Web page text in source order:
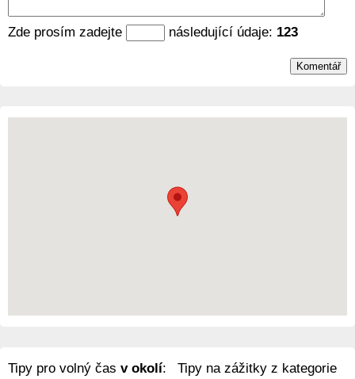
Zde prosím zadejte následující údaje: 123
Tipy pro volný čas v okolí:
Tipy na zážitky z kategorie